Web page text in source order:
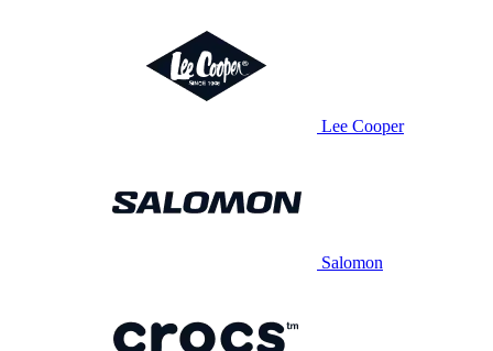
Lee Cooper
Salomon